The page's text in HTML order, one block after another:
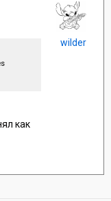
как
wilder